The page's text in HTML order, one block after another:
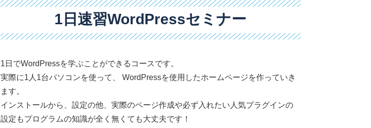
1日速習WordPressセミナー
1日でWordPressを学ぶことができるコースです。
実際に1人1台パソコンを使って、 WordPressを使用したホームページを作っていき
ます。
インストールから、設定の他、実際のページ作成や必ず入れたい人気プラグインの
設定もプログラムの知識が全く無くても大丈夫です！